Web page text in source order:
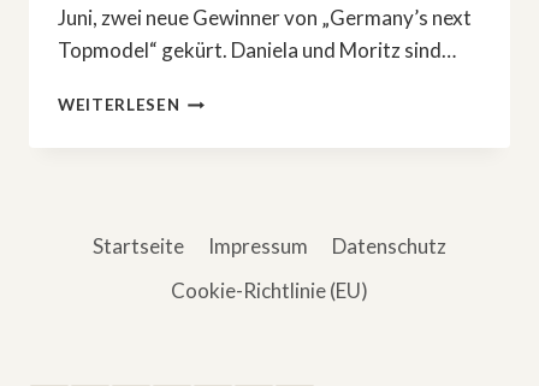
Juni, zwei neue Gewinner von „Germany’s next
Topmodel“ gekürt. Daniela und Moritz sind…
WEITERLESEN »GERMANY’S
TOPMODEL«:
SIEGER
Startseite Impressum
Datenschutz
Cookie-Richtlinie (EU)